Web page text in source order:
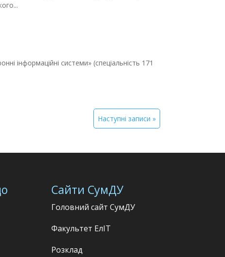
інформаційні системи» (спеціальність 171
Наступні записи »
Сайти СумДУ
Головний сайт СумДУ
Факультет ЕлІТ
Розклад